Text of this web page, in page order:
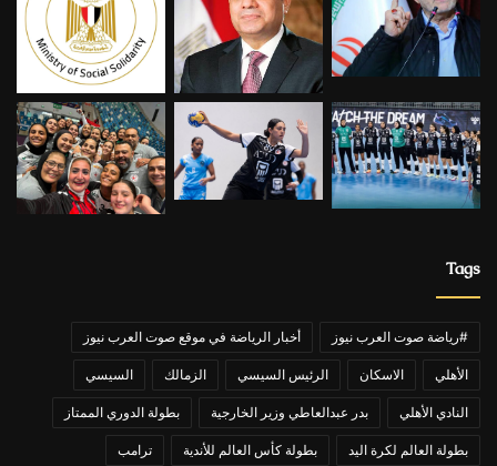
Tags
#رياضة صوت العرب نيوز أخبار الرياضة في موقع صوت العرب نيوز
الأهلي الاسكان الرئيس السيسي الزمالك السيسي
النادي الأهلي بدر عبدالعاطي وزير الخارجية بطولة الدوري الممتاز
بطولة العالم لكرة اليد بطولة كأس العالم للأندية ترامب